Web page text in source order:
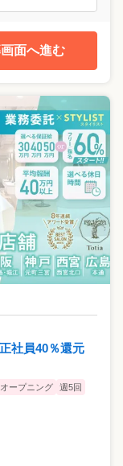
面へ進む
社員40％還元
オープニング
週5回